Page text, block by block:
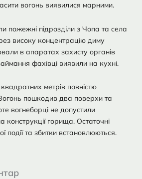
вогонь виявилися марними.
пожежні підрозділи з Чопа та села
високу концентрацію диму
в апаратах захисту органів
фахівці виявили на кухні.
метрів повністю
пошкодив два поверхи та
вогнеборці не допустили
конструкції горища. Остаточні
події та збитки встановлюються.